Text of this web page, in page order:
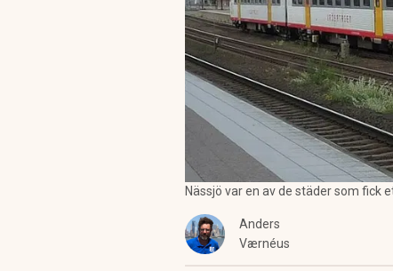
Nässjö var en av de städer som fick
Anders
Værnéus